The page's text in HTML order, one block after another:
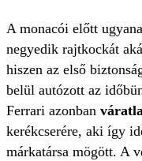
A monacói előtt
negyedik rajtkockát
hiszen az első
belül autózott az
Ferrari azonban
kerékcserére, aki így
márkatársa mögött. A